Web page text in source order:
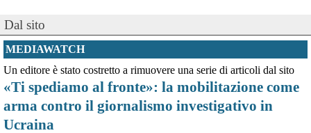
@peacelink
L'unica risposta ai nostri nemici e a chi ci vuole male è la forza, la
determinazione e la vittoria totale, senza accordi e senza pietà.
Hamas e Hezbollah devono essere annientati fino all'ultimo di loro,
senza esitare e senza fermarci". Lo ha scritto su X il ministro della
Sicurezza nazionale di Israele, Itamar Ben-Gvir, sostenendo che la
sicurezza di Israele non può essere garantita da "accordi" dietro cui
"si nascondono menzogne e inganni". (Rainews)
#Israele
Dal sito
MEDIAWATCH
Un editore è stato costretto a rimuovere una serie di articoli dal sito
«Ti spediamo al fronte»: la mobilitazione come
arma contro il giornalismo investigativo in
Ucraina